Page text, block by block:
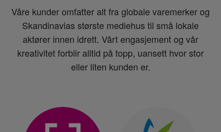
Våre kunder omfatter alt fra globale varemerker og
Skandinavias største mediehus til små lokale
aktører innen idrett. Vårt engasjement og vår
kreativitet forblir alltid på topp, uansett hvor stor
eller liten kunden er.